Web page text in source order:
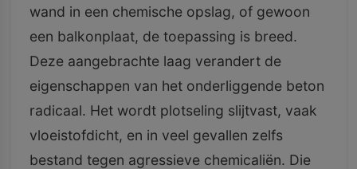
wand in een chemische opslag, of gewoon
een balkonplaat, de toepassing is breed.
Deze aangebrachte laag verandert de
eigenschappen van het onderliggende beton
radicaal. Het wordt plotseling slijtvast, vaak
vloeistofdicht, en in veel gevallen zelfs
bestand tegen agressieve chemicaliën. Die